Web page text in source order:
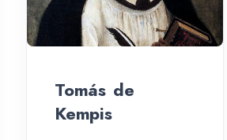
Tomás de
Kempis